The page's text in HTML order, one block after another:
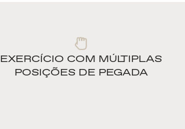
EXERCÍCIO COM MÚLTIPLAS
POSIÇÕES DE PEGADA